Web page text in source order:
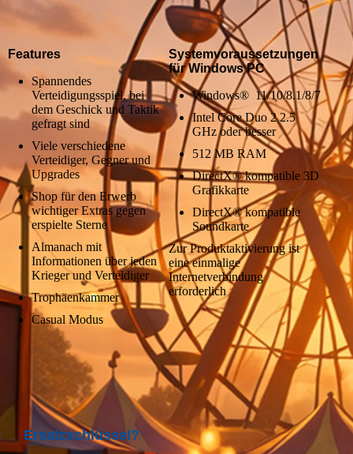
Features
Spannendes
Verteidigungsspiel, bei
dem Geschick und Taktik
gefragt sind
Viele verschiedene
Verteidiger, Gegner und
Upgrades
Shop für den Erwerb
wichtiger Extras gegen
erspielte Sterne
Almanach mit
Informationen über jeden
Krieger und Verteidiger
Trophäenkammer
Casual Modus
Systemvoraussetzungen
für Windows PC
Windows® 11/10/8.1/8/7
Intel Core Duo 2 2.5
GHz oder besser
512 MB RAM
DirectX® kompatible 3D
Grafikkarte
DirectX® kompatible
Soundkarte
Zur Produktaktivierung ist
eine einmalige
Internetverbindung
erforderlich
Ersatzschlüssel?